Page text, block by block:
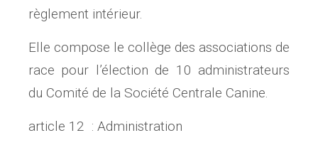
règlement intérieur.
Elle compose le collège des associations de
race pour l’élection de 10 administrateurs
du Comité de la Société Centrale Canine.
article 12 : Administration